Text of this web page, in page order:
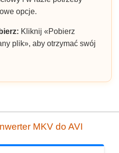
opcje.
Kliknij «Pobierz
plik», aby otrzymać swój
MKV do AVI